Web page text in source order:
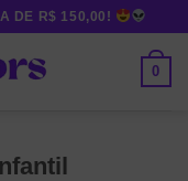
DE R$ 150,00!
0